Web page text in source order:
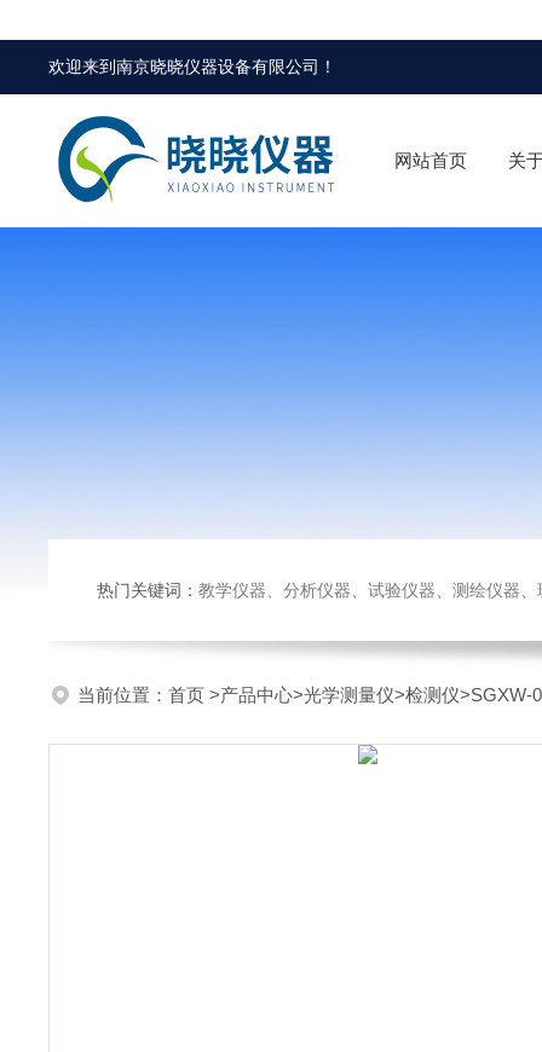
欢迎来到南京晓晓仪器设备有限公司 ！
网站首页 关
热门关键词： 教学仪器、分析仪器、试验仪器、测绘仪器、玻璃仪
当前位置： 首页 >产品中心>光学测量仪>检测仪>SGXW-